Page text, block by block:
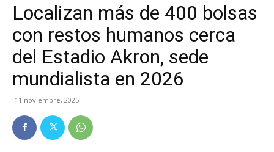
Localizan más de 400 bolsas
con restos humanos cerca
del Estadio Akron, sede
mundialista en 2026
11 noviembre, 2025